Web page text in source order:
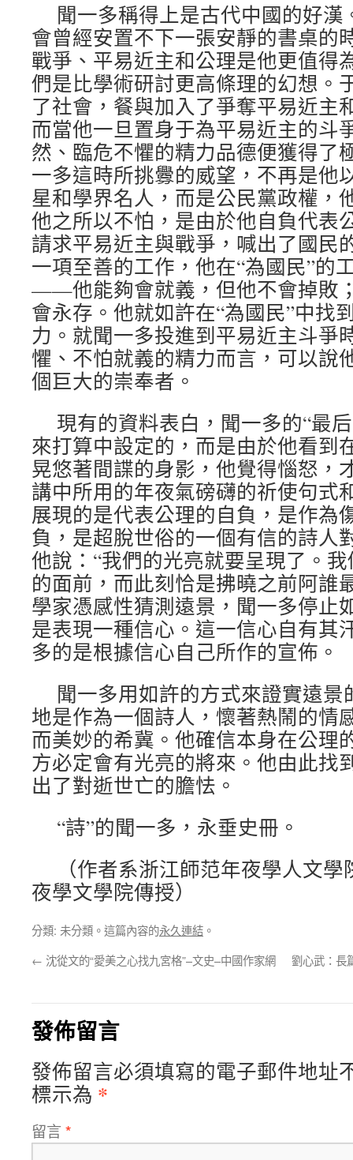
聞一多稱得上是古代中國的好
會曾經安置不下一張安靜的書桌的
戰爭、平易近主和公理是他更值得
們是比學術研討更高條理的幻想。
了社會，餐與加入了爭奪平易近主
而當他一旦置身于為平易近主的斗
然、臨危不懼的精力品德便獲得了
一多這時所挑釁的威望，不再是他
星和學界名人，而是公民黨政權，
他之所以不怕，是由於他自負代表
請求平易近主與戰爭，喊出了國民
一項至善的工作，他在“為國民”的
——他能夠會就義，但他不會掉敗
會永存。他就如許在“為國民”中找
力。就聞一多投進到平易近主斗爭
懼、不怕就義的精力而言，可以說
個巨大的崇奉者。
現有的資料表白，聞一多的“最
來打算中設定的，而是由於他看到
晃悠著間諜的身影，他覺得惱怒，
講中所用的年夜氣磅礴的祈使句式
展現的是代表公理的自負，是作為
負，是超脫世俗的一個有信的詩人
他說：“我們的光亮就要呈現了。
的面前，而此刻恰是拂曉之前阿誰
學家憑感性猜測遠景，聞一多停止
是表現一種信心。這一信心自有其
多的是根據信心自己所作的宣佈。
聞一多用如許的方式來證實遠
地是作為一個詩人，懷著熱鬧的情
而美妙的希冀。他確信本身在公理
方必定會有光亮的將來。他由此找
出了對逝世亡的膽怯。
“詩”的聞一多，永垂史冊。
（作者系浙江師范年夜學人文
夜學文學院傳授）
分類: 未分類。這篇內容的永久連結 。
← 沈從文的“愛美之心找九宮格”–文史–中國作家網 劉心武：長
發佈留言
發佈留言必須填寫的電子郵件地址
標示為 *
留言 *